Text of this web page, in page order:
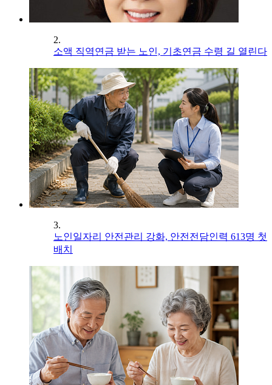
2.
소액 직역연금 받는 노인, 기초연금 수령 길 열린다
3.
노인일자리 안전관리 강화, 안전전담인력 613명 첫
배치